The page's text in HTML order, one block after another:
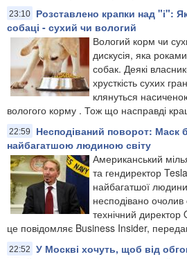
23:10
Розставлено крапки над "і":
собаці - сухий чи вологий
Вологий корм чи
дискусія, яка
собак. Деякі
хрусткість сухих
клянуться
вологого корму . Тож що насправді
22:59
Несподіваний поворот: Маск
найбагатшою людиною світу
Американський
та гендиректор
найбагатшої людини
несподівано очолив
технічний
це повідомляє Business Insider,
22:52
У Москві хочуть, щоб від